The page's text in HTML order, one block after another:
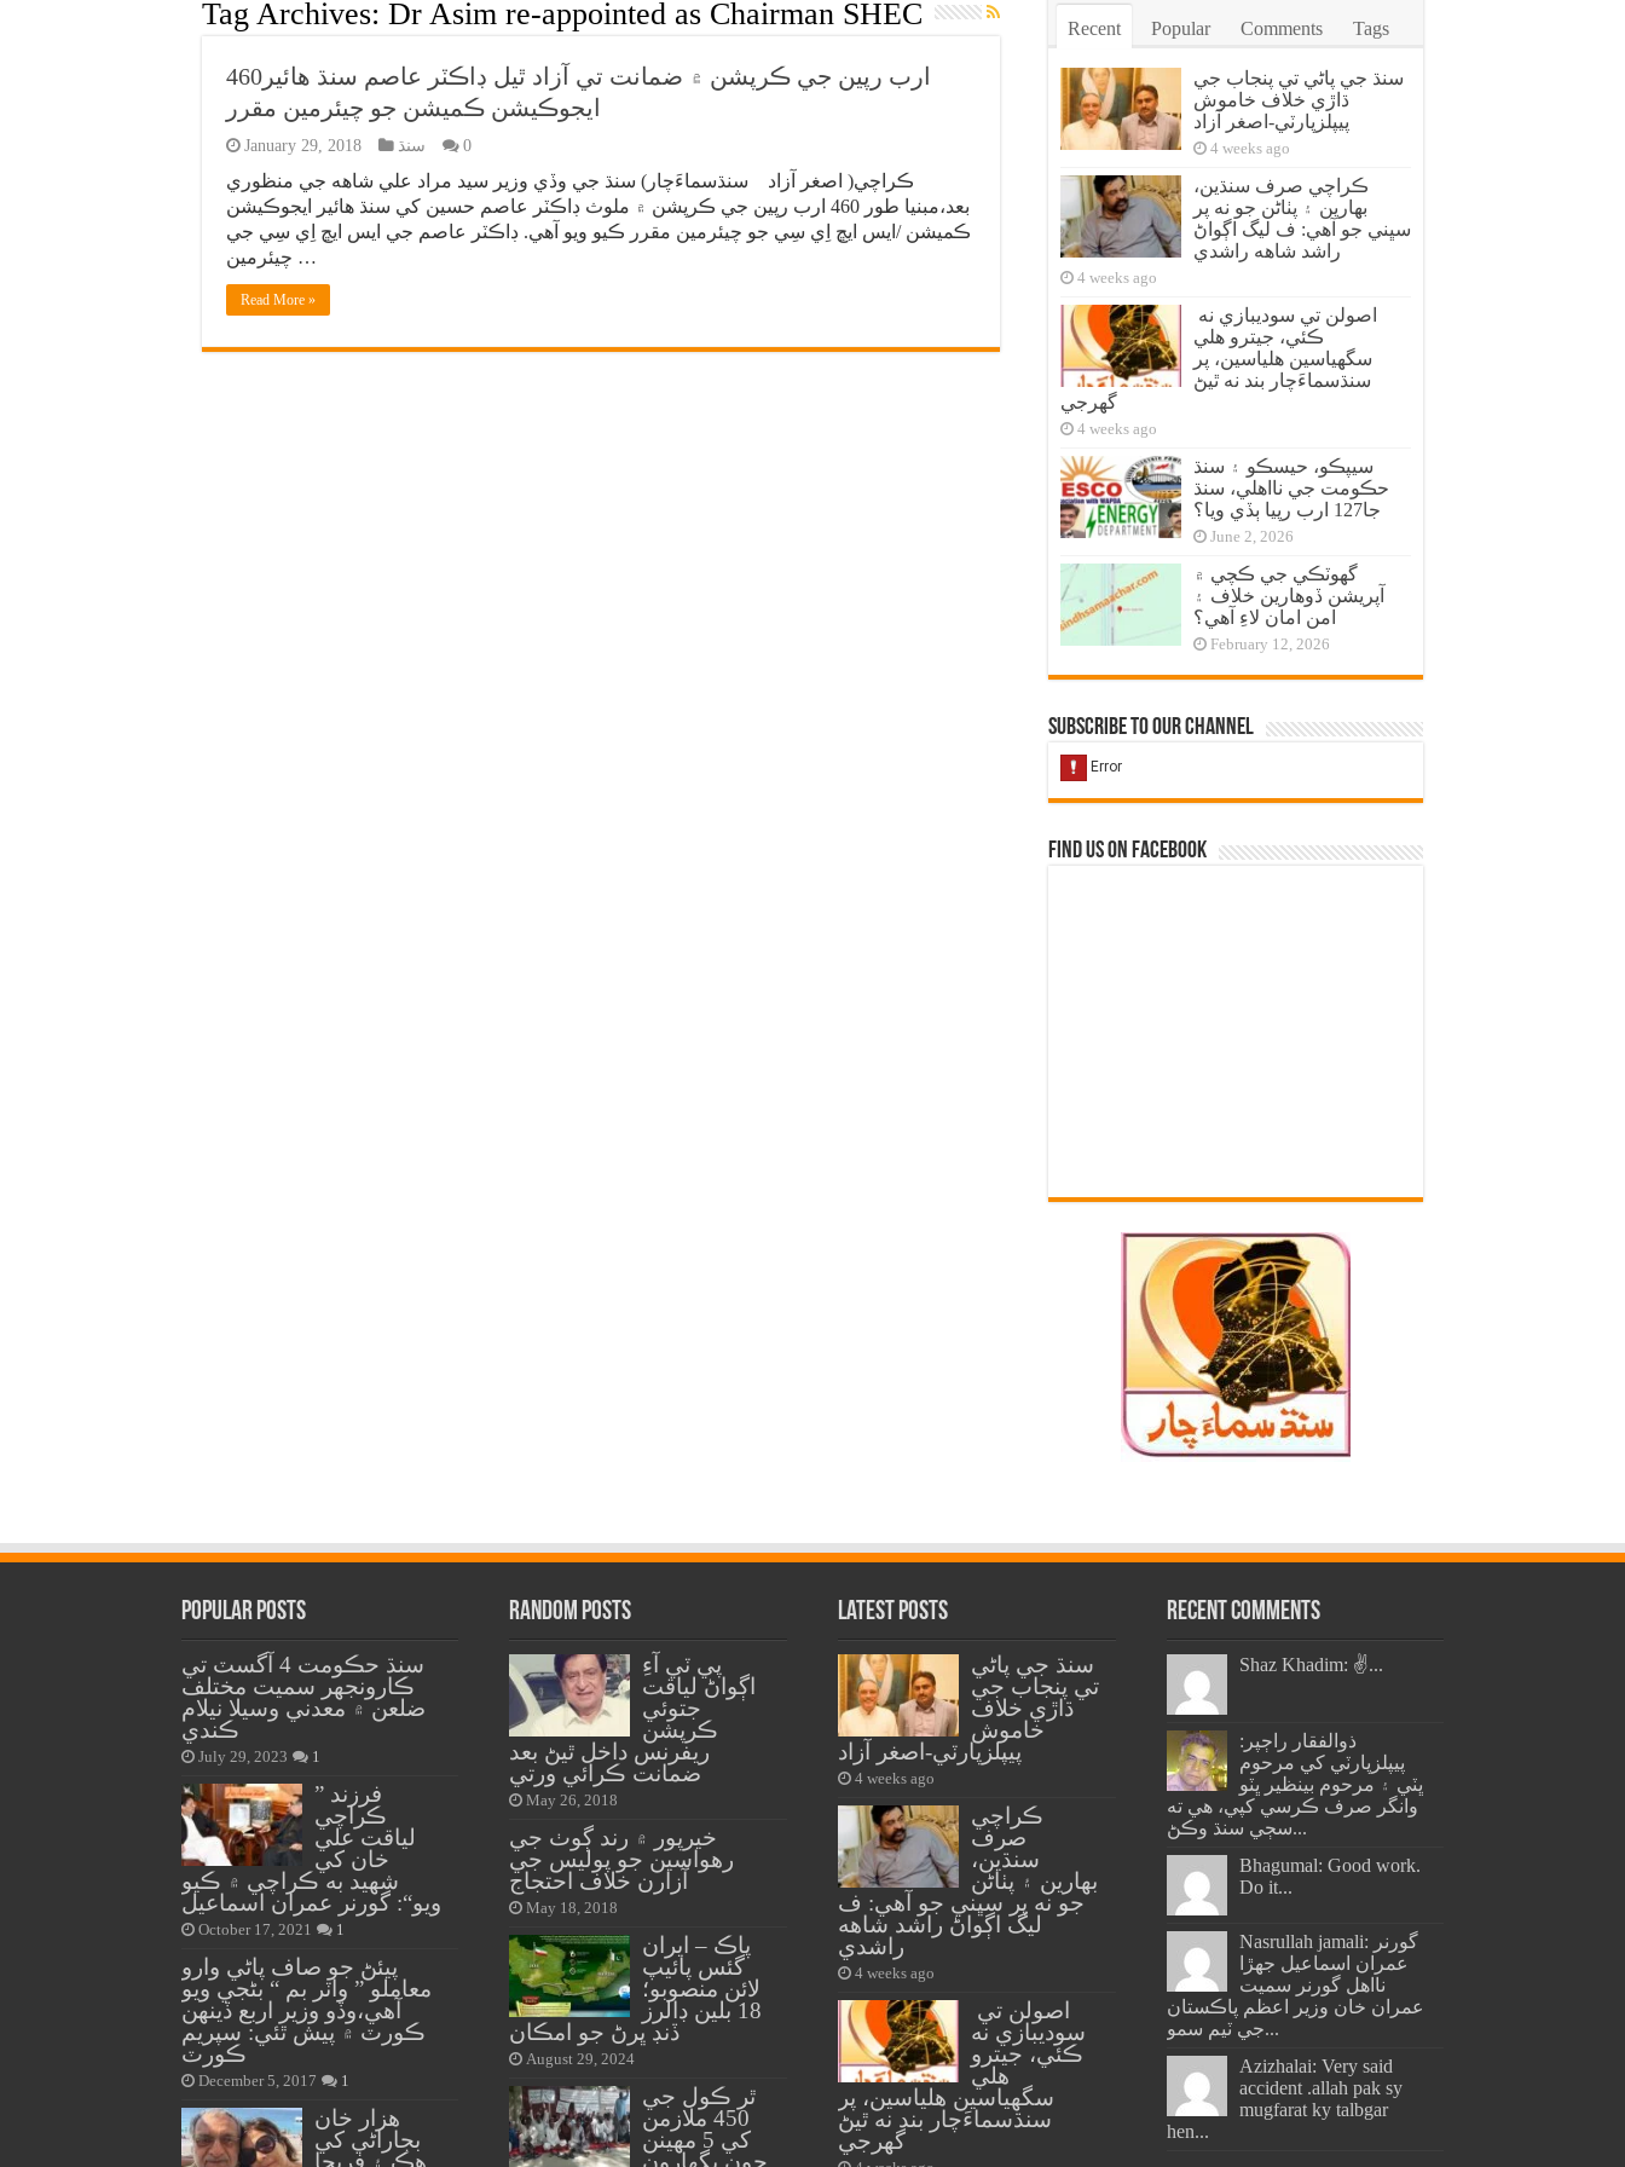
Tag Archives: Dr Asim re-appointed as Chairman SHEC
460ارب رپين جي ڪرپشن ۾ ضمانت تي آزاد ٿيل ڊاڪٽر عاصم سنڌ هائير
ايجوڪيشن ڪميشن جو چيئرمين مقرر
January 29, 2018 سنڌ 0
ڪراچي( اصغر آزاد سنڌسماءَچار) سنڌ جي وڏي وزير سيد مراد علي شاهه جي منظوري
بعد،مبنيا طور 460 ارب رپين جي ڪرپشن ۾ ملوث ڊاڪٽر عاصم حسين کي سنڌ هائير ايجوڪيشن
ڪميشن /ايس ايڇ اِي سِي جو چيئرمين مقرر ڪيو ويو آهي. ڊاڪٽر عاصم جي ايس ايڇ اِي سِي جي
چيئرمين …
Read More »
Recent Popular Comments Tags
سنڌ جي پاڻي تي پنجاب جي
ڌاڙي خلاف خاموش
پيپلزپارٽي-اصغر آزاد
4 weeks ago
ڪراچي صرف سنڌين،
بهارين ۽ پٺاڻن جو نه پر
سڀني جو آهي: ف ليگ اڳواڻ
راشد شاهه راشدي
4 weeks ago
ڪئي، جيترو هلي
سگهياسين هلياسين، پر
سنڌسماءَچار بند نه ٿيڻ
گهرجي
4 weeks ago
سيپڪو، حيسڪو ۽ سنڌ
حڪومت جي نااهلي، سنڌ
جا127 ارب رپيا ٻڏي ويا؟
June 2, 2026
گهوٽڪي جي ڪچي ۾
آپريشن ڏوهارين خلاف ۽
امن امان لاءِ آهي؟
February 12, 2026
Subscribe to our Channel
Find us on Facebook
Popular Posts
سنڌ حڪومت 4 آگسٽ تي
ڪارونجهر سميت مختلف
ضلعن ۾ معدني وسيلا نيلام
ڪندي
July 29, 2023 1
” فرزند
ڪراچي
لياقت علي
خان کي
شهيد به ڪراچي ۾ ڪيو
ويو“: گورنر عمران اسماعيل
October 17, 2021 1
پيئڻ جو صاف پاڻي وارو
معاملو ” واٽر بم “ بڻجي ويو
آهي،وڏو وزير اربع ڏينهن
ڪورٽ ۾ پيش ٿئي: سپريم
ڪورٽ
December 5, 2017 1
هزار خان
بجاراڻي کي
هڪ ۽ فريحا
Random Posts
پي ٽي آءِ
اڳواڻ لياقت
جتوئي
ڪرپشن
ريفرنس داخل ٿيڻ بعد
ضمانت ڪرائي ورتي
May 26, 2018
خيرپور ۾ رند ڳوٺ جي
رهواسين جو پوليس جي
آزارن خلاف احتجاج
May 18, 2018
پاڪ – ايران
گئس پائيپ
لائن منصوبو؛
18 بلين ڊالرز
ڏنڊ ڀرڻ جو امڪان
August 29, 2024
ٿر ڪول جي
450 ملازمن
کي 5 مهينن
جون پگهارون
Latest Posts
سنڌ جي پاڻي
تي پنجاب جي
ڌاڙي خلاف
خاموش
پيپلزپارٽي-اصغر آزاد
4 weeks ago
ڪراچي
صرف
سنڌين،
بهارين ۽ پٺاڻن
جو نه پر سڀني جو آهي: ف
ليگ اڳواڻ راشد شاهه
راشدي
4 weeks ago
سوديبازي نه
ڪئي، جيترو
هلي
سگهياسين هلياسين، پر
سنڌسماءَچار بند نه ٿيڻ
گهرجي
Recent Comments
Shaz Khadim: ✌️...
ذوالفقار راڄپر:
پيپلزپارٽي کي مرحوم
ڀٽي ۽ مرحوم بينظير ڀٽو
وانگر صرف ڪرسي کپي، هي ته
سڄي سنڌ وڪڻ...
Bhagumal: Good work.
Do it...
Nasrullah jamali: گورنر
عمران اسماعيل جھڙا
نااهل گورنر سميت
عمران خان وزير اعظم پاڪستان
جي ٽيم سمو...
Azizhalai: Very said
accident .allah pak sy
mugfarat ky talbgar
hen...